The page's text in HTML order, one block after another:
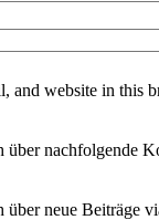
and website in this
über nachfolgende
über neue Beiträge